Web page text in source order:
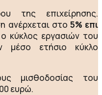
της επιχείρησης.
ανέρχεται στο 5% επι
κύκλος εργασιών του
μέσο ετήσιο κύκλο
μισθοδοσίας του
ευρώ.